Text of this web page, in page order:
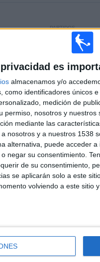
es
almacenamos y/o
como identificadores únicos
medición de
permiso, nosotros y nuestros
mediante las
nosotros y a nuestros 1538
alternativa, puede acceder
negar su consentimiento.
de su consentimiento,
se aplicarán solo a este
volviendo a este sitio
PARTIDOS
DE PAGO
TOTAL
1
COMPETICIONES
RANKING POR
Liga Premier Islandia